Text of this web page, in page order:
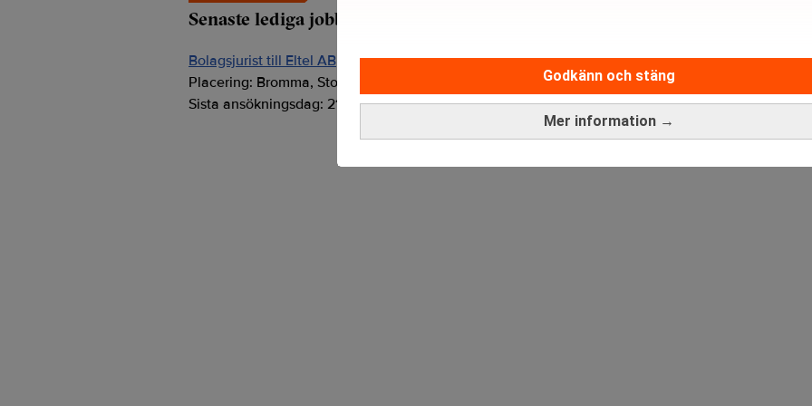
Mer information →
Godkänn och stäng
Senaste lediga jobben
Bolagsjurist till Eltel AB
Placering: Bromma, Stockholm
Sista ansökningsdag: 21/08/2026
Medarbetare inom Intern
Sista ansökningsdag:13/06/